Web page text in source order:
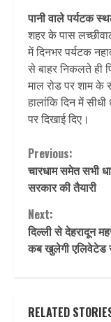
पानी वाले पर्यटक
शहर के पास
में दिनभर पर्यटक
से बाहर निकलते ही
माल रोड पर शाम के
हालांकि दिन में
पर दिखाई दिए।
Continue
Reading
Previous:
चारधाम समेत सभी
सरकार की तैयारी
Next:
दिल्ली से देहरादून
कब खुलेगी एलिवेटेड
RELATED